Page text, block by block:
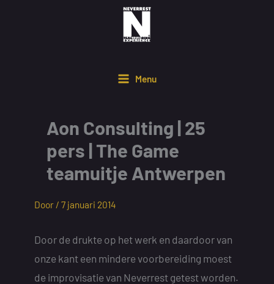
Menu
Aon Consulting | 25
pers | The Game
teamuitje Antwerpen
Door / 7 januari 2014
Door de drukte op het werk en daardoor van
onze kant een mindere voorbereiding moest
de improvisatie van Neverrest getest worden.